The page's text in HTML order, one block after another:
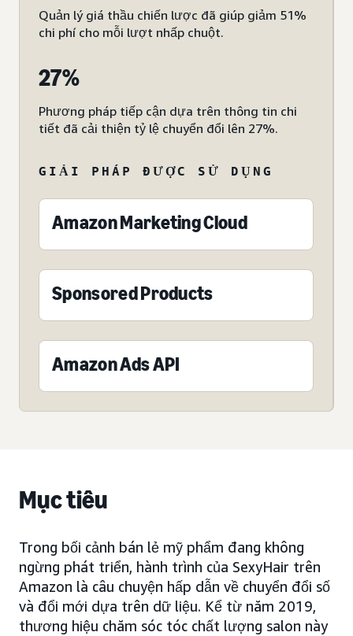
Quản lý giá thầu chiến lược đã giúp giảm 51%
chi phí cho mỗi lượt nhấp chuột.
27%
Phương pháp tiếp cận dựa trên thông tin chi
tiết đã cải thiện tỷ lệ chuyển đổi lên 27%.
GIẢI PHÁP ĐƯỢC SỬ DỤNG
Amazon Marketing Cloud
Sponsored Products
Amazon Ads API
Mục tiêu
Trong bối cảnh bán lẻ mỹ phẩm đang không
ngừng phát triển, hành trình của SexyHair trên
Amazon là câu chuyện hấp dẫn về chuyển đổi số
và đổi mới dựa trên dữ liệu. Kể từ năm 2019,
thương hiệu chăm sóc tóc chất lượng salon này